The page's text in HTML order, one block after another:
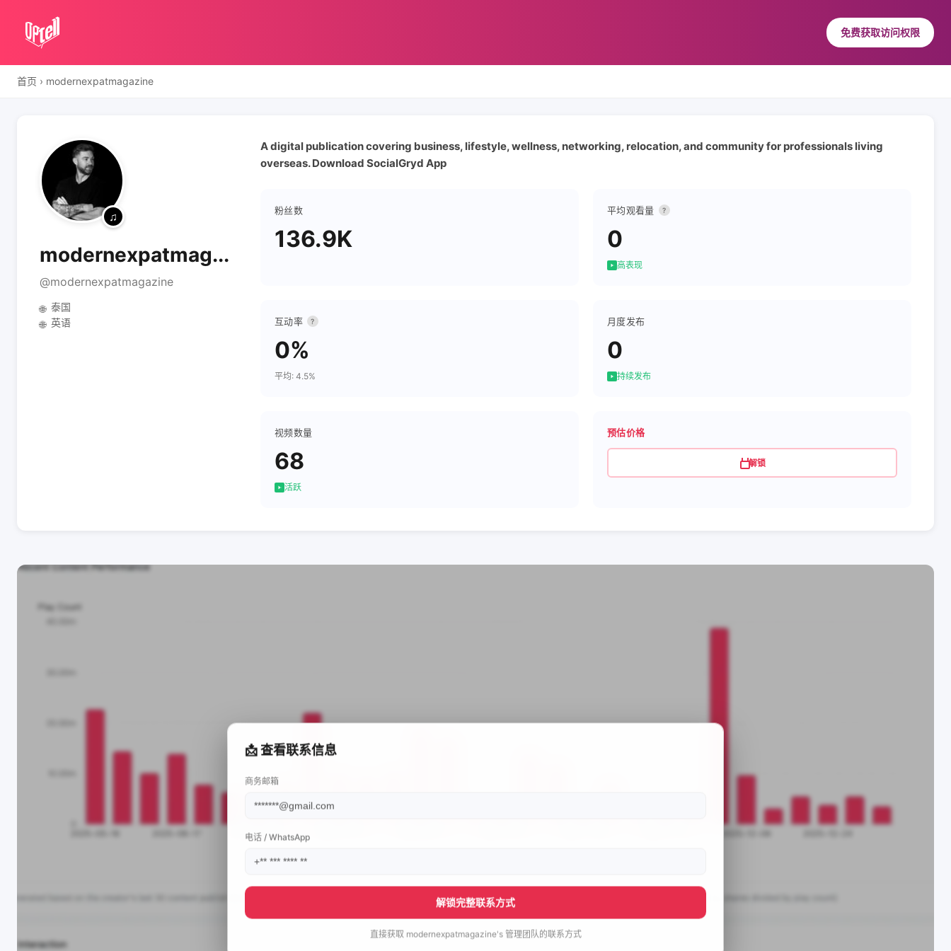
免费获取访问权限
首页 › modernexpatmagazine
modernexpatmag...
@modernexpatmagazine
🌐 泰国
🌐 英语
A digital publication covering business, lifestyle, wellness, networking, relocation, and community for professionals living
overseas. Download SocialGryd App
粉丝数
136.9K
平均观看量 ?
0
高表现
互动率 ?
0%
平均: 4.5%
月度发布
0
持续发布
视频数量
68
活跃
预估价格
解锁
📩 查看联系信息
商务邮箱
电话 / WhatsApp
解锁完整联系方式
直接获取 modernexpatmagazine's 管理团队的联系方式